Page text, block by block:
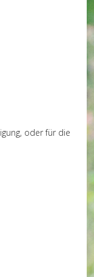
oder für die